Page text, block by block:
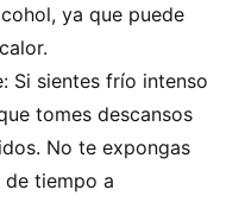
ya que puede
Si sientes frío intenso
tomes descansos
No te expongas
tiempo a